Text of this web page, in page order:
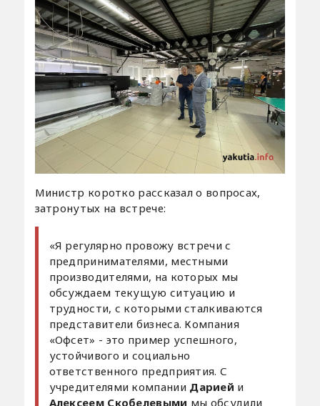
Министр коротко рассказал о вопросах,
затронутых на встрече:
«Я регулярно провожу встречи с
предпринимателями, местными
производителями, на которых мы
обсуждаем текущую ситуацию и
трудности, с которыми сталкиваются
представители бизнеса. Компания
«Офсет» - это пример успешного,
устойчивого и социально
ответственного предприятия. С
учредителями компании Дарией и
Алексеем Скобелевыми мы обсудили